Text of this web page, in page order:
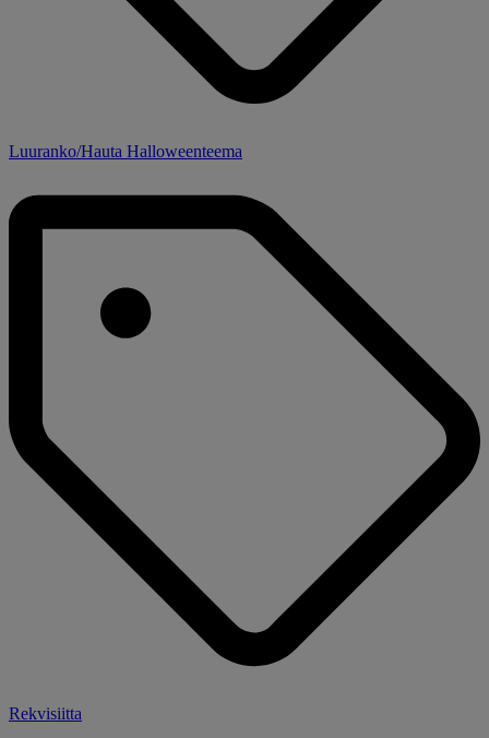
Luuranko/Hauta Halloweenteema
Rekvisiitta